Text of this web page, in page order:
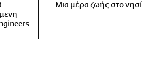
Μια μέρα ζωής στο νησί